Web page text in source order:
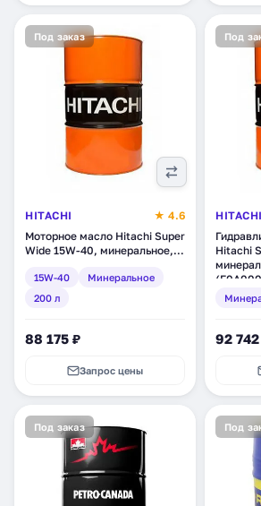
Под заказ
HITACHI
★ 4.6
Моторное масло Hitachi Super
Wide 15W-40, минеральное,
15W-40
Минеральное
200 л
88 175 ₽
Запрос цены
Под
HITACHI
Hitachi
92
Под заказ Под